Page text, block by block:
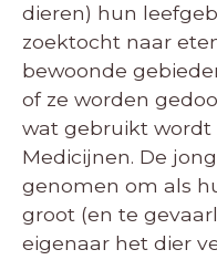
dieren) hun
zoektocht naar
bewoonde
of ze worden
wat gebruikt wordt
Medicijnen. De
genomen om als
groot (en te
eigenaar het dier